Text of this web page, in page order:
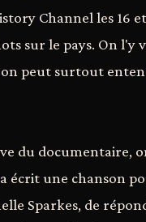
Channel les 16
sur le pays. On l'y
on peut surtout
du documentaire,
écrit une chanson
Sparkes, de